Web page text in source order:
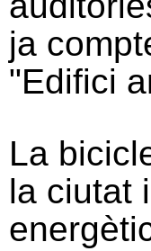
ja
"Edifici
La
la ciutat